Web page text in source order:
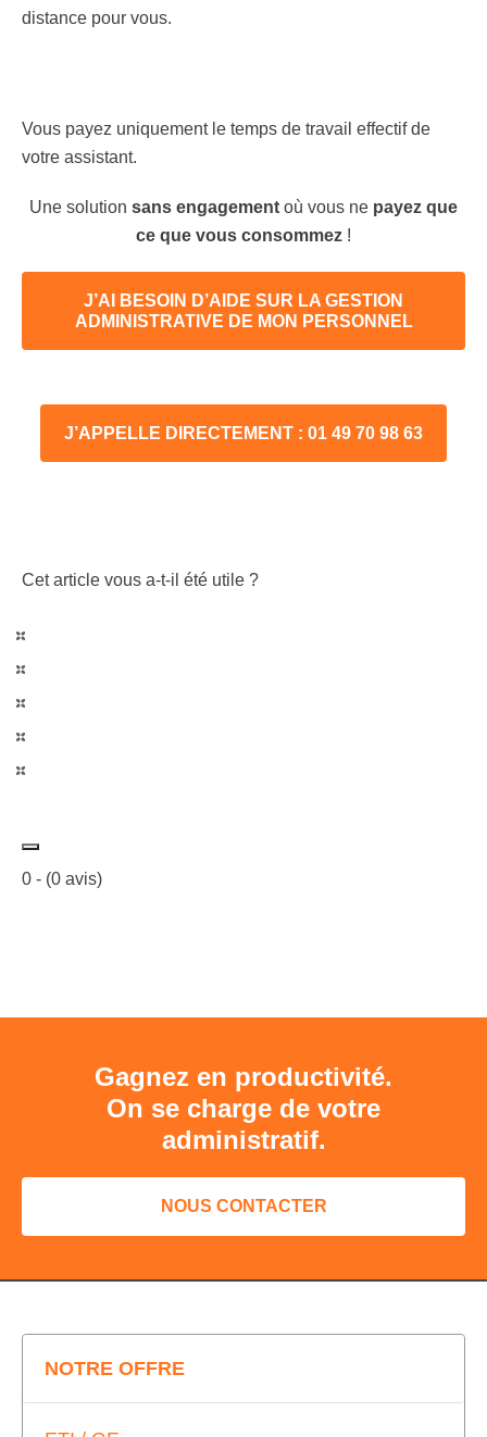
distance pour vous.
Vous payez uniquement le temps de travail effectif de
votre assistant.
Une solution sans engagement où vous ne payez que
ce que vous consommez !
J’AI BESOIN D’AIDE SUR LA GESTION
ADMINISTRATIVE DE MON PERSONNEL
J’APPELLE DIRECTEMENT : 01 49 70 98 63
Cet article vous a-t-il été utile ?
0 - (0 avis)
Gagnez en productivité.
On se charge de votre
administratif.
NOUS CONTACTER
NOTRE OFFRE